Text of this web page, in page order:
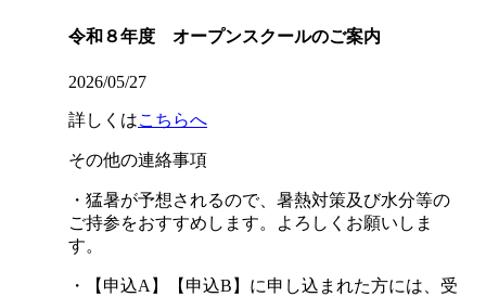
令和８年度 オープンスクールのご案内
2026/05/27
詳しくはこちらへ
その他の連絡事項
・猛暑が予想されるので、暑熱対策及び水分等の
ご持参をおすすめします。よろしくお願いしま
す。
・【申込A】【申込B】に申し込まれた方には、受